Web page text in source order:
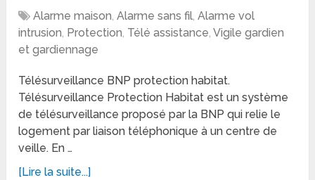
Alarme maison,Alarme sans fil,Alarme vol
intrusion, Protection, Télé assistance,Vigile gardien
et gardiennage
Télésurveillance BNP protection habitat.
Télésurveillance Protection Habitat est un système
de télésurveillance proposé par la BNP qui relie le
logement par liaison téléphonique à un centre de
veille. En …
[Lire la suite...]